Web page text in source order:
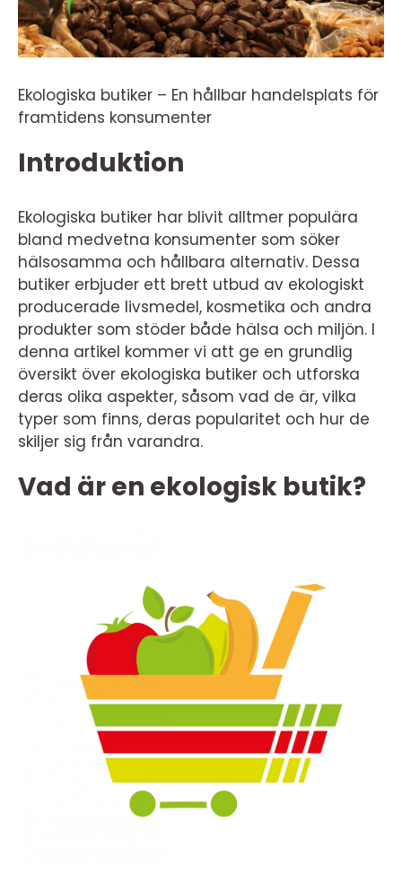
Ekologiska butiker – En hållbar handelsplats för
framtidens konsumenter
Introduktion
Ekologiska butiker har blivit alltmer populära
bland medvetna konsumenter som söker
hälsosamma och hållbara alternativ. Dessa
butiker erbjuder ett brett utbud av ekologiskt
producerade livsmedel, kosmetika och andra
produkter som stöder både hälsa och miljön. I
denna artikel kommer vi att ge en grundlig
översikt över ekologiska butiker och utforska
deras olika aspekter, såsom vad de är, vilka
typer som finns, deras popularitet och hur de
skiljer sig från varandra.
Vad är en ekologisk butik?